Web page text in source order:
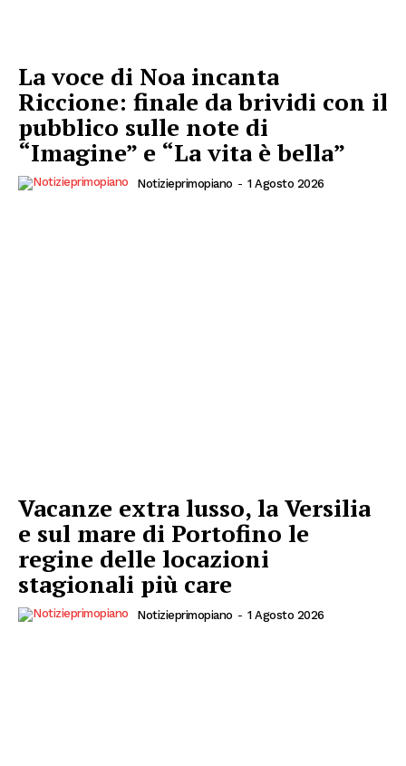
La voce di Noa incanta
Riccione: finale da brividi con il
pubblico sulle note di
“Imagine” e “La vita è bella”
Notizieprimopiano - 1 Agosto 2026
Vacanze extra lusso, la Versilia
e sul mare di Portofino le
regine delle locazioni
stagionali più care
Notizieprimopiano - 1 Agosto 2026